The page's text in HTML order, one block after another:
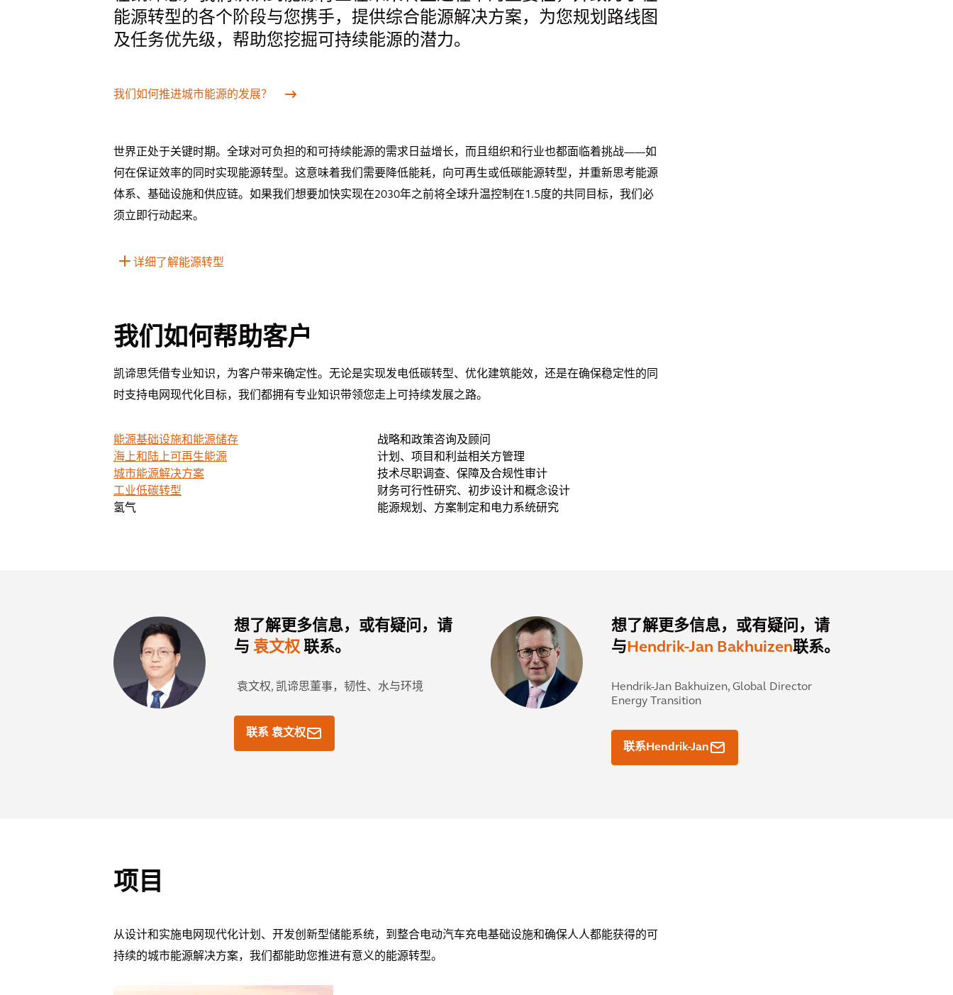
能源转型的各个阶段与您携手，提供综合能源解决方案，为您规划路线图
及任务优先级，帮助您挖掘可持续能源的潜力。
我们如何推进城市能源的发展？
世界正处于关键时期。全球对可负担的和可持续能源的需求日益增长，而且组织和行业也都面临着挑战——如
何在保证效率的同时实现能源转型。这意味着我们需要降低能耗，向可再生或低碳能源转型，并重新思考能源
体系、基础设施和供应链。如果我们想要加快实现在2030年之前将全球升温控制在1.5度的共同目标，我们必
须立即行动起来。
详细了解能源转型
我们如何帮助客户
凯谛思凭借专业知识，为客户带来确定性。无论是实现发电低碳转型、优化建筑能效，还是在确保稳定性的同
时支持电网现代化目标，我们都拥有专业知识带领您走上可持续发展之路。
能源基础设施和能源储存
战略和政策咨询及顾问
海上和陆上可再生能源
计划、项目和利益相关方管理
城市能源解决方案
技术尽职调查、保障及合规性审计
工业低碳转型
财务可行性研究、初步设计和概念设计
氢气
能源规划、方案制定和电力系统研究
想了解更多信息，或有疑问，请
与 袁文权联系。
袁文权, 凯谛思董事，韧性、水与环境
联系 袁文权
想了解更多信息，或有疑问，请
与Hendrik-Jan Bakhuizen联系。
Hendrik-Jan Bakhuizen, Global Director
Energy Transition
联系Hendrik-Jan
项目
从设计和实施电网现代化计划、开发创新型储能系统，到整合电动汽车充电基础设施和确保人人都能获得的可
持续的城市能源解决方案，我们都能助您推进有意义的能源转型。